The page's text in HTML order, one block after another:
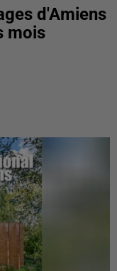
d'Amiens
mois